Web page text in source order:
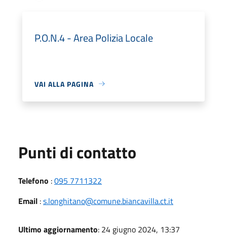
P.O.N.4 - Area Polizia Locale
VAI ALLA PAGINA
Punti di contatto
Telefono :095 7711322
Email :s.longhitano@comune.biancavilla.ct.it
Ultimo aggiornamento: 24 giugno 2024, 13:37